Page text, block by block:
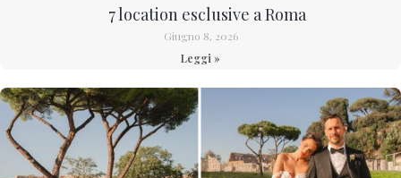
7 location esclusive a Roma
Giugno 8, 2026
Leggi »